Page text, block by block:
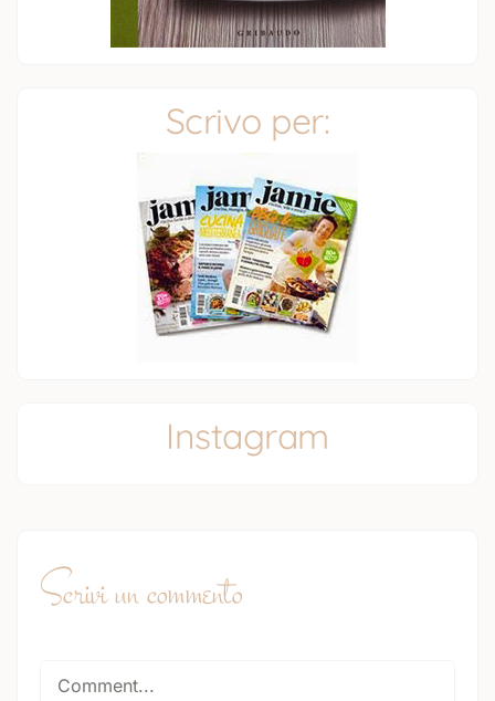
Scrivo per:
Instagram
Scrivi un commento